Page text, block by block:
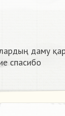
даму
спасибо